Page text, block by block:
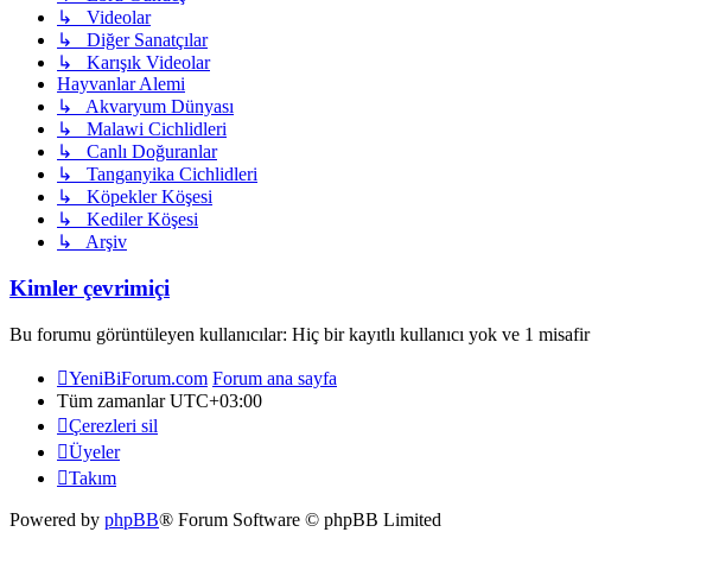
↳ Videolar
↳ Diğer Sanatçılar
↳ Karışık Videolar
Hayvanlar Alemi
↳ Akvaryum Dünyası
↳ Malawi Cichlidleri
↳ Canlı Doğuranlar
↳ Tanganyika Cichlidleri
↳ Köpekler Köşesi
↳ Kediler Köşesi
↳ Arşiv
Kimler çevrimiçi
Bu forumu görüntüleyen kullanıcılar: Hiç bir kayıtlı kullanıcı yok ve 1 misafir
YeniBiForum.com Forum ana sayfa
Tüm zamanlarUTC+03:00
Çerezleri sil
Üyeler
Takım
Powered by phpBB® Forum Software © phpBB Limited